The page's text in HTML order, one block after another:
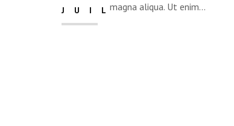
JUILmagna aliqua. Ut enim...